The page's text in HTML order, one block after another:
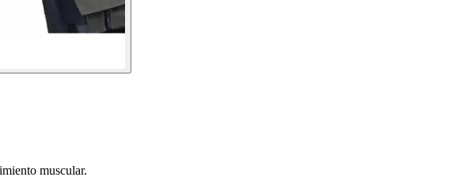
muscular.